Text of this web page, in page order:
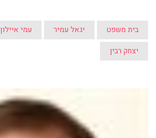
בית משפט יגאל עמיר עמי איילון
יצחק רבין